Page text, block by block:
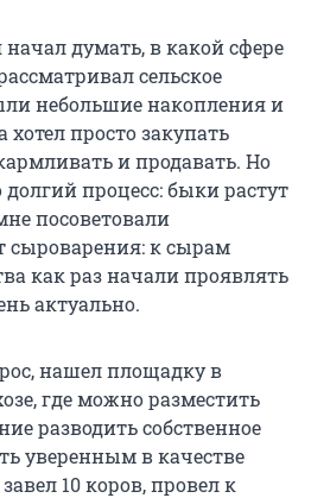
начал думать, в какой сфере
сельское
небольшие накопления и
просто закупать
и продавать. Но
процесс: быки растут
посоветовали
сыроварения: к сырам
как раз начали проявлять
актуально.
нашел площадку в
где можно разместить
разводить собственное
уверенным в качестве
10 коров, провел к